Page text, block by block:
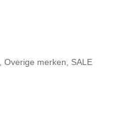
Overige merken
SALE